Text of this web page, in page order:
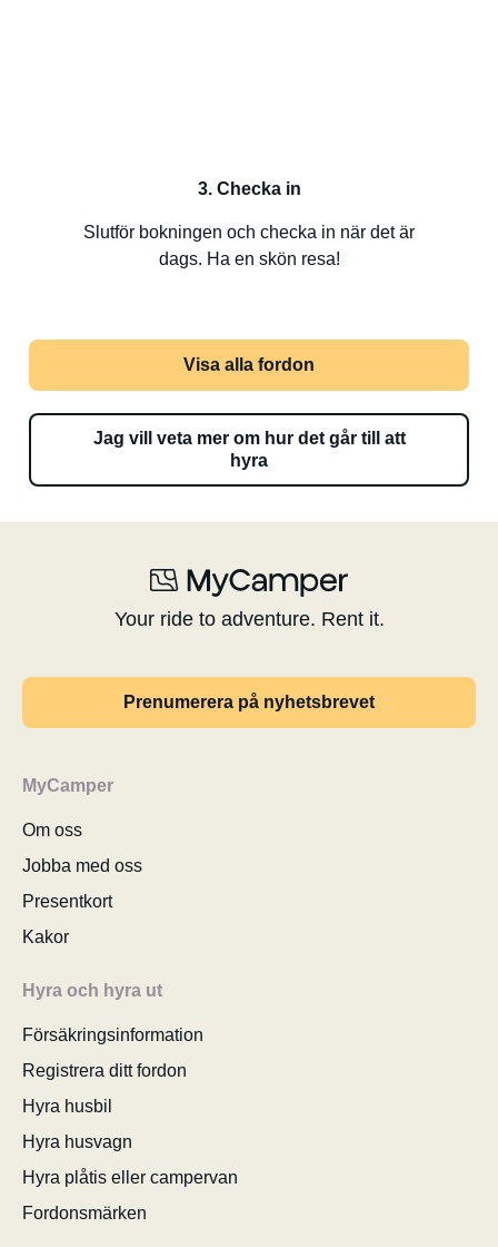
3. Checka in
Slutför bokningen och checka in när det är
dags. Ha en skön resa!
Visa alla fordon
Jag vill veta mer om hur det går till att
hyra
Your ride to adventure. Rent it.
Prenumerera på nyhetsbrevet
MyCamper
Om oss
Jobba med oss
Presentkort
Kakor
Hyra och hyra ut
Försäkringsinformation
Registrera ditt fordon
Hyra husbil
Hyra husvagn
Hyra plåtis eller campervan
Fordonsmärken